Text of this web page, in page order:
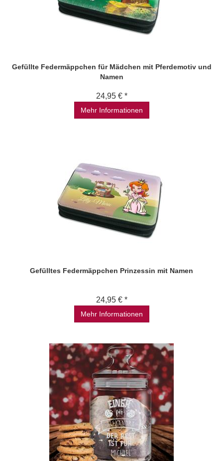
Gefüllte Federmäppchen für Mädchen mit Pferdemotiv und
Namen
24,95 € *
Mehr Informationen
Gefülltes Federmäppchen Prinzessin mit Namen
24,95 € *
Mehr Informationen